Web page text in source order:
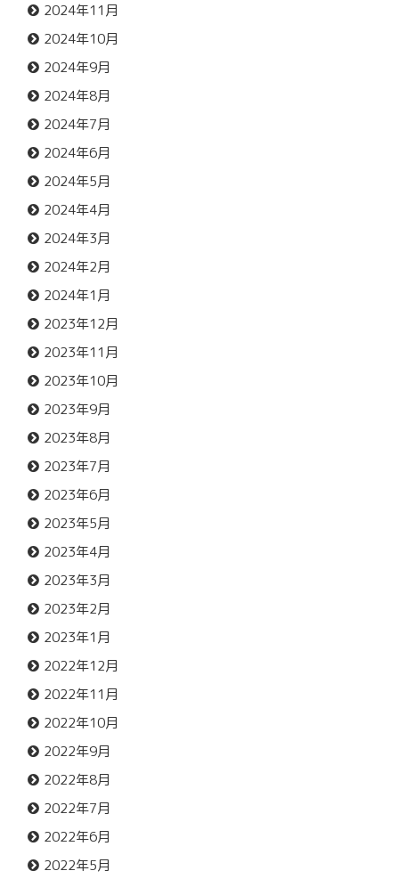
2024年11月
2024年10月
2024年9月
2024年8月
2024年7月
2024年6月
2024年5月
2024年4月
2024年3月
2024年2月
2024年1月
2023年12月
2023年11月
2023年10月
2023年9月
2023年8月
2023年7月
2023年6月
2023年5月
2023年4月
2023年3月
2023年2月
2023年1月
2022年12月
2022年11月
2022年10月
2022年9月
2022年8月
2022年7月
2022年6月
2022年5月